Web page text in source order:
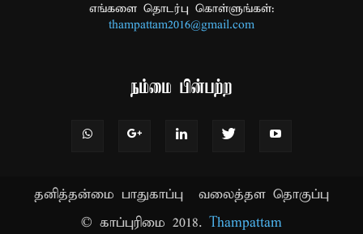
எங்களை தொடர்பு கொள்ளுங்கள்:
thampattam2016@gmail.com
நம்மை பின்பற்ற
தனித்தன்மை பாதுகாப்பு
வலைத்தள தொகுப்பு
© காப்புரிமை 2018. Thampattam